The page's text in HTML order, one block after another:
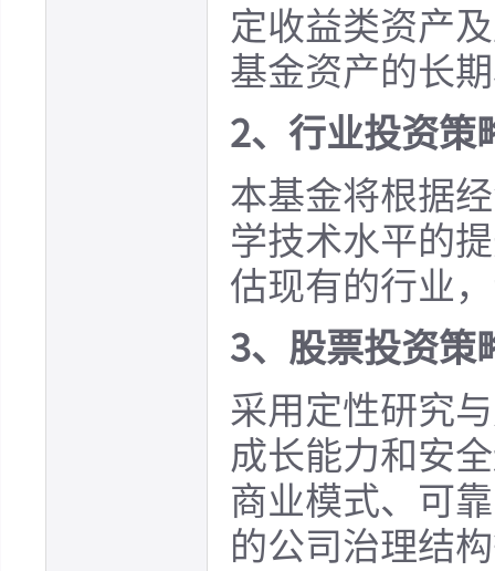
定收益类资产
基金资产的长
2、行业投资策
本基金将根据
学技术水平的
估现有的行业
3、股票投资策
采用定性研究
成长能力和安
商业模式、可
的公司治理结